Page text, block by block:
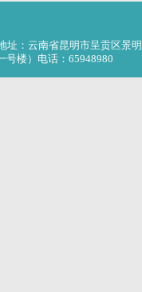
址：云南省昆明市呈贡区景明
号楼）电话：65948980